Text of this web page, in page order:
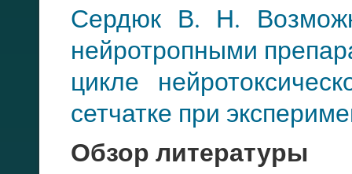
Сердюк В. Н.
нейротропными
цикле
сетчатке при
Обзор литературы